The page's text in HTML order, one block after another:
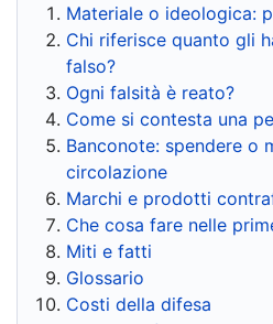
Materiale o ideologica:
Chi riferisce quanto gli
falso?
Ogni falsità è reato?
Come si contesta una
Banconote: spendere o
circolazione
Marchi e prodotti
Che cosa fare nelle
Miti e fatti
Glossario
Costi della difesa